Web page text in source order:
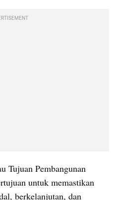
Tujuan Pembangunan
untuk memastikan
berkelanjutan, dan